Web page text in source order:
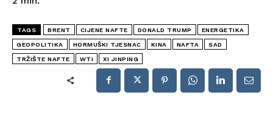
TAGS BRENT CIJENE NAFTE DONALD TRUMP ENERGETIKA
GEOPOLITIKA HORMUŠKI TJESNAC KINA NAFTA SAD
TRŽIŠTE NAFTE WTI XI JINPING